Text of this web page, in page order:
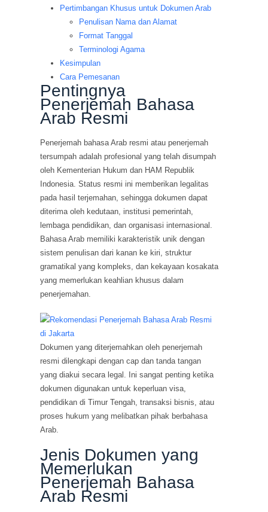
Pertimbangan Khusus untuk Dokumen Arab
Penulisan Nama dan Alamat
Format Tanggal
Terminologi Agama
Kesimpulan
Cara Pemesanan
Pentingnya
Penerjemah Bahasa
Arab Resmi
Penerjemah bahasa Arab resmi atau penerjemah
tersumpah adalah profesional yang telah disumpah
oleh Kementerian Hukum dan HAM Republik
Indonesia. Status resmi ini memberikan legalitas
pada hasil terjemahan, sehingga dokumen dapat
diterima oleh kedutaan, institusi pemerintah,
lembaga pendidikan, dan organisasi internasional.
Bahasa Arab memiliki karakteristik unik dengan
sistem penulisan dari kanan ke kiri, struktur
gramatikal yang kompleks, dan kekayaan kosakata
yang memerlukan keahlian khusus dalam
penerjemahan.
Dokumen yang diterjemahkan oleh penerjemah
resmi dilengkapi dengan cap dan tanda tangan
yang diakui secara legal. Ini sangat penting ketika
dokumen digunakan untuk keperluan visa,
pendidikan di Timur Tengah, transaksi bisnis, atau
proses hukum yang melibatkan pihak berbahasa
Arab.
Jenis Dokumen yang
Memerlukan
Penerjemah Bahasa
Arab Resmi